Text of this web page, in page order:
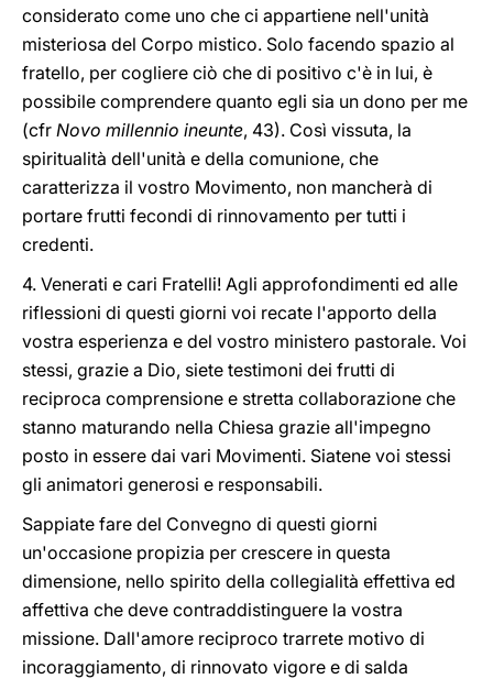
considerato come uno che ci appartiene nell'unità
misteriosa del Corpo mistico. Solo facendo spazio al
fratello, per cogliere ciò che di positivo c'è in lui, è
possibile comprendere quanto egli sia un dono per me
(cfr Novo millennio ineunte, 43). Così vissuta, la
spiritualità dell'unità e della comunione, che
caratterizza il vostro Movimento, non mancherà di
portare frutti fecondi di rinnovamento per tutti i
credenti.
4. Venerati e cari Fratelli! Agli approfondimenti ed alle
riflessioni di questi giorni voi recate l'apporto della
vostra esperienza e del vostro ministero pastorale. Voi
stessi, grazie a Dio, siete testimoni dei frutti di
reciproca comprensione e stretta collaborazione che
stanno maturando nella Chiesa grazie all'impegno
posto in essere dai vari Movimenti. Siatene voi stessi
gli animatori generosi e responsabili.
Sappiate fare del Convegno di questi giorni
un'occasione propizia per crescere in questa
dimensione, nello spirito della collegialità effettiva ed
affettiva che deve contraddistinguere la vostra
missione. Dall'amore reciproco trarrete motivo di
incoraggiamento, di rinnovato vigore e di salda